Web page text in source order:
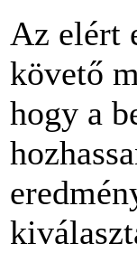
Az elért
követő
hogy a